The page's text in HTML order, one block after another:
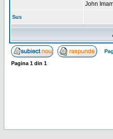
John
Sus
Pagina 1 din 1